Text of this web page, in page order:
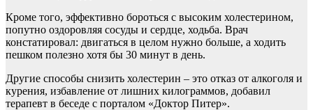
Кроме того, эффективно бороться с высоким холестерином,
попутно оздоровляя сосуды и сердце, ходьба. Врач
констатировал: двигаться в целом нужно больше, а ходить
пешком полезно хотя бы 30 минут в день.
Другие способы снизить холестерин – это отказ от алкоголя и
курения, избавление от лишних килограммов, добавил
терапевт в беседе с порталом «Доктор Питер».